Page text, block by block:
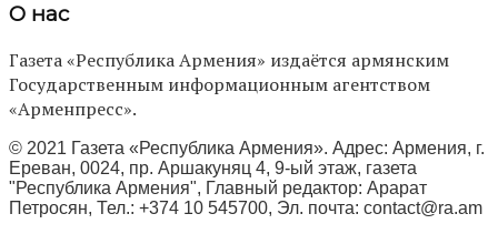
О нас
Газета «Республика Армения» издаётся армянским
Государственным информационным агентством
«Арменпресс».
© 2021 Газета «Республика Армения». Адрес: Армения, г.
Ереван, 0024, пр. Аршакуняц 4, 9-ый этаж, газета
"Республика Армения", Главный редактор: Арарат
Петросян, Тел.: +374 10 545700, Эл. почта: contact@ra.am